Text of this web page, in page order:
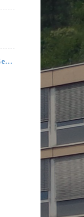
Kooperation mit der KLIMA ARENA: Gemeinsam für Nachhaltigkeit und Klimaschutz